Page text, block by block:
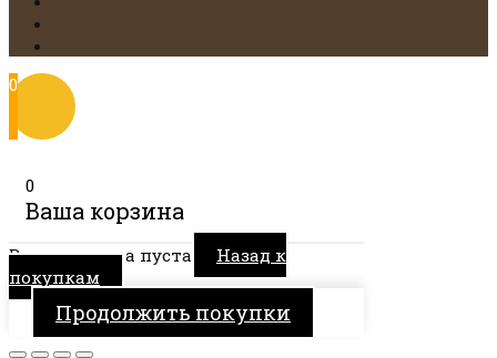
0
0
Ваша корзина
Ваша корзина пуста
Назад к
покупкам
Продолжить покупки